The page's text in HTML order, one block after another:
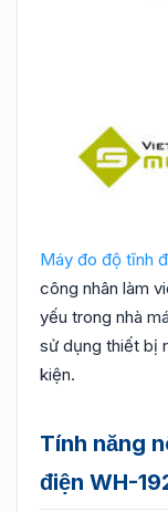
Máy đo độ tĩnh
công nhân làm
yếu trong nhà
sử dụng thiết bị
kiện.
Tính năng
điện WH-